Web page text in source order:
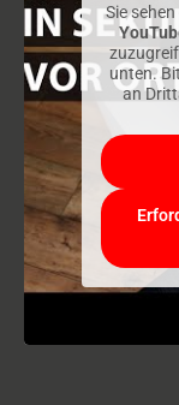
Sie
unten.
an